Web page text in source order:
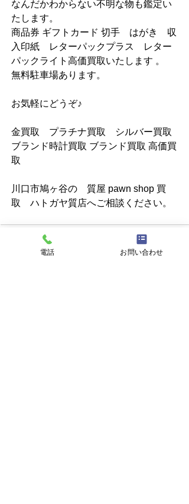
なんだかわからない不明な物も鑑定い
たします。
商品券 ギフトカード 切手　はがき　収
入印紙　レターパックプラス　レター
パックライト高価買取いたします 。
無料駐車場あります。
お気軽にどうぞ♪
金買取　プラチナ買取　シルバー買取
ブランド時計買取 ブランド買取 高価買
取
川口市鳩ヶ谷の　質屋 pawn shop 買
取　ハトガヤ質店へご相談ください。
電話 お問い合わせ